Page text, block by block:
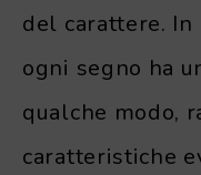
del carattere. In
ogni segno ha
qualche modo,
caratteristiche